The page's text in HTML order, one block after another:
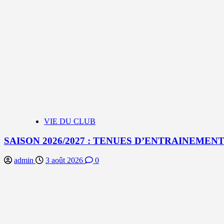
VIE DU CLUB
SAISON 2026/2027 : TENUES D’ENTRAINEMENT
admin 3 août 2026 0